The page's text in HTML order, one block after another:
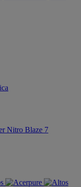
Nitro Blaze 7